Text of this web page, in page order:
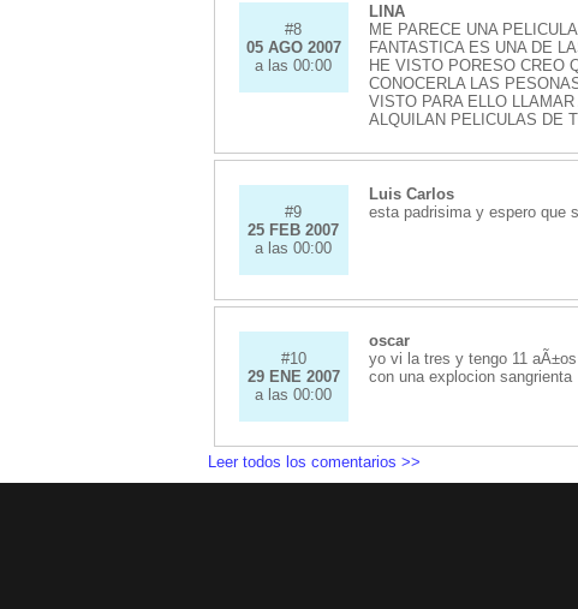
#8
05 AGO 2007
a las 00:00
LINA
ME PARECE UNA
FANTASTICA ES UNA DE
HE VISTO PORESO CREO
CONOCERLA LAS
VISTO PARA ELLO
ALQUILAN PELICULAS DE
#9
25 FEB 2007
a las 00:00
Luis Carlos
esta padrisima y espero que
#10
29 ENE 2007
a las 00:00
oscar
yo vi la tres y tengo 11
con una explocion sangrienta
Leer todos los comentarios >>